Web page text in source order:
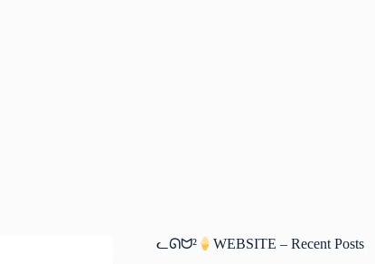
ᓚᘏᗢ² WEBSITE – Recent Posts